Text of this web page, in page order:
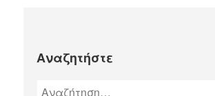
Αναζητήστε
Αναζήτηση